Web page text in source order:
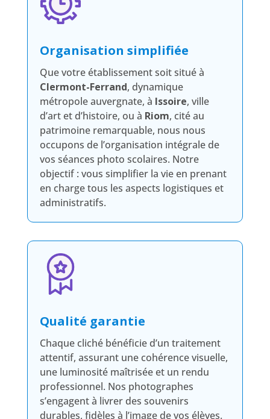
Organisation simplifiée
Que votre établissement soit situé à
Clermont-Ferrand, dynamique
métropole auvergnate, à Issoire, ville
d’art et d’histoire, ou à Riom, cité au
patrimoine remarquable, nous nous
occupons de l’organisation intégrale de
vos séances photo scolaires. Notre
objectif : vous simplifier la vie en prenant
en charge tous les aspects logistiques et
administratifs.
Qualité garantie
Chaque cliché bénéficie d’un traitement
attentif, assurant une cohérence visuelle,
une luminosité maîtrisée et un rendu
professionnel. Nos photographes
s’engagent à livrer des souvenirs
durables, fidèles à l’image de vos élèves.